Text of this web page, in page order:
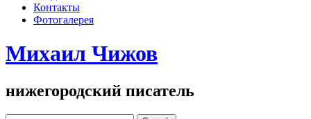
Контакты
Фотогалерея
Михаил Чижов
нижегородский писатель